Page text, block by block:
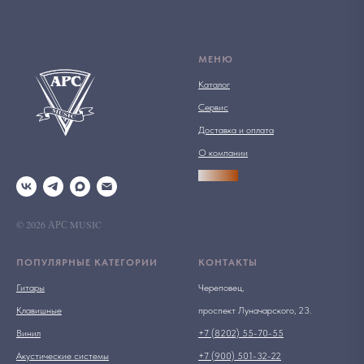
© 2026 АРС MUSIC
МЕНЮ
Каталог
Сервис
Доставка и оплата
О компании
ПОПУЛЯРНЫЕ КАТЕГОРИИ
Гитары
Клавишные
Винил
Акустические системы
КОНТАКТЫ
Череповец,
проспект Луначарского, 23.
+7 (8202) 55-70-55
+7 (900) 501-32-22